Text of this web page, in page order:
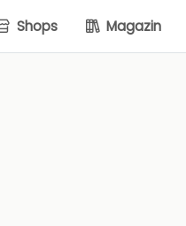
Shops Magazin